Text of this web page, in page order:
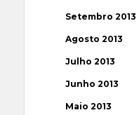
Setembro 2013
Agosto 2013
Julho 2013
Junho 2013
Maio 2013